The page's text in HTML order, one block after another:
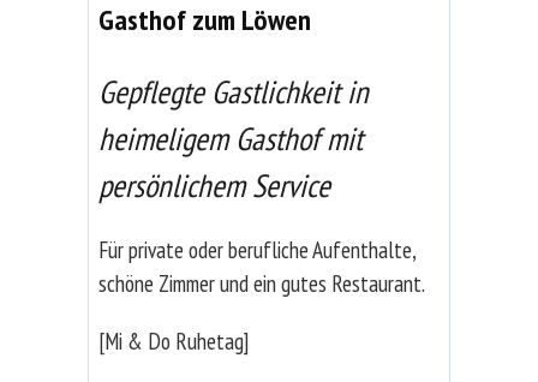
Gasthof zum Löwen
Gepflegte Gastlichkeit in
heimeligem Gasthof mit
persönlichem Service
Für private oder berufliche Aufenthalte,
schöne Zimmer und ein gutes Restaurant.
[Mi & Do Ruhetag]